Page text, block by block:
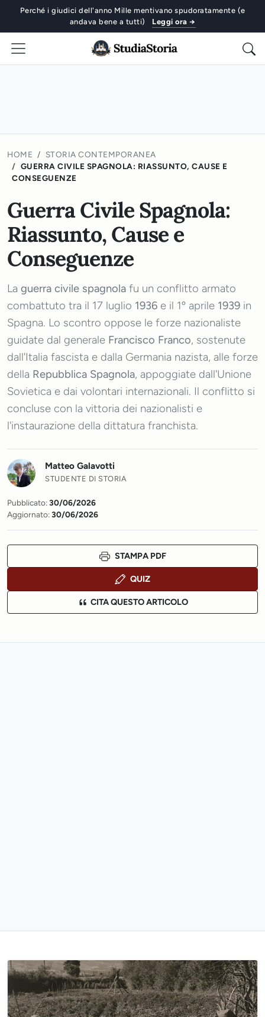
Perché i giudici dell'anno Mille mentivano spudoratamente (e
andava bene a tutti)
Leggi ora →
HOME
STORIA CONTEMPORANEA
GUERRA CIVILE SPAGNOLA: RIASSUNTO, CAUSE E
CONSEGUENZE
Guerra Civile Spagnola:
Riassunto, Cause e
Conseguenze
La guerra civile spagnola fu un conflitto armato
combattuto tra il 17 luglio 1936 e il 1º aprile 1939 in
Spagna. Lo scontro oppose le forze nazionaliste
guidate dal generale Francisco Franco, sostenute
dall'Italia fascista e dalla Germania nazista, alle forze
della Repubblica Spagnola, appoggiate dall'Unione
Sovietica e dai volontari internazionali. Il conflitto si
concluse con la vittoria dei nazionalisti e
l'instaurazione della dittatura franchista.
Matteo Galavotti
STUDENTE DI STORIA
Pubblicato:30/06/2026
Aggiornato:30/06/2026
STAMPA PDF
QUIZ
CITA QUESTO ARTICOLO